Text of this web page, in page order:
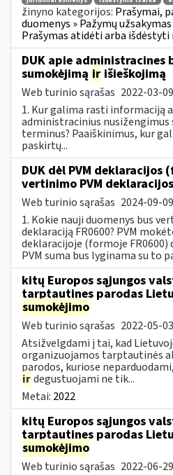
žinyno kategorijos: Prašymai,
duomenys » Pažymų
Prašymas atidėti arba
DUK apie administracines
sumokėjimą ir išieškojimą
Web turinio sąrašas 2022-03-09
1. Kur galima rasti informaciją
administracinius nusižengimus
terminus? Paaiškinimus, kur
paskirtų...
DUK dėl PVM deklaracijos
vertinimo PVM
Web turinio sąrašas 2024-09-09
1. Kokie nauji duomenys bus
deklaraciją FR0600? PVM
deklaracijoje (formoje
PVM suma bus lyginama su to
kitų Europos sąjungos
tarptautines parodas
sumokėjimo
Web turinio sąrašas 2022-05-03
Atsižvelgdami į tai, kad
organizuojamos tarptautinės
parodos, kuriose
irdegustuojami ne tik...
Metai: 2022
kitų Europos sąjungos
tarptautines parodas
sumokėjimo
Web turinio sąrašas 2022-06-29